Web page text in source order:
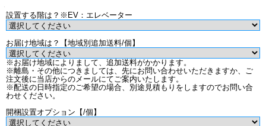
設置する階は？※EV：エレベーター
お届け地域は？【地域別追加送料/個】
※お届け地域によりまして、追加送料がかかります。
※離島・その他につきましては、先にお問い合わせいただきますか、ご
注文後に当店からのメールにてご案内いたします。
※配送の日時指定のご希望の場合、別途見積もりをしますのでお問い合
わせください。
開梱設置オプション【/個】